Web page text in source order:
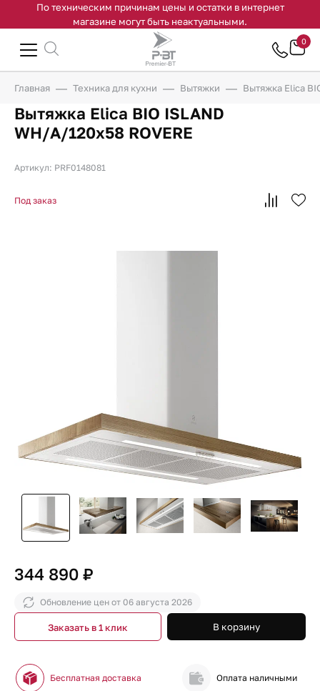
По техническим причинам цены и остатки в интернет
магазине могут быть неактуальными.
0
Главная Техника для кухни Вытяжки Вытяжка Elica
Вытяжка Elica BIO ISLAND
WH/A/120x58 ROVERE
Артикул: PRF0148081
Под заказ
344 890 ₽
Обновление цен от 06 августа 2026
В корзину
Заказать в 1 клик
Бесплатная доставка Оплата наличными